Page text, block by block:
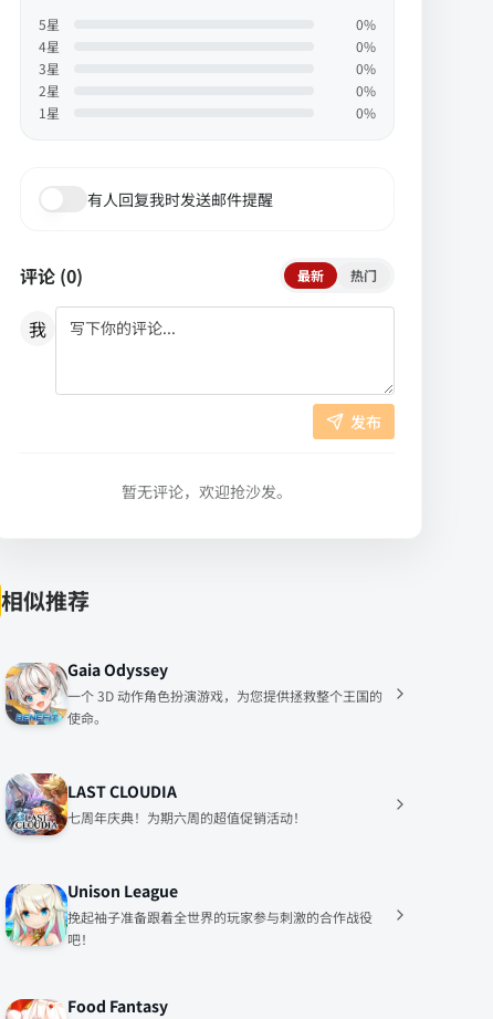
5星 0%
4星 0%
3星 0%
2星 0%
1 星 0%
有人回复我时发送邮件提醒
评论 (0) 最新 热门
我
发布
暂无评论，欢迎抢沙发。
相似推荐
Gaia Odyssey
一个 3D 动作角色扮演游戏，为您提供拯救整个王国的
使命。
LAST CLOUDIA
七周年庆典！为期六周的超值促销活动！
Unison League
挽起袖子准备跟着全世界的玩家参与刺激的合作战役
吧！
Food Fantasy